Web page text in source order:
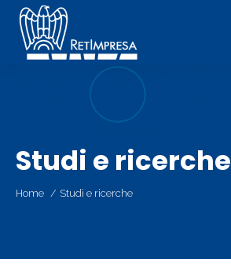
Studi e ricerche
Tu sei qui:
Home Studi e ricerche